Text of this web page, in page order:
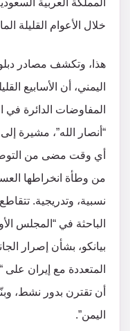
خلال الأعوام القليلة
هذا، وتكشف مصادر
اليمني، أن الأسابيع
المفاوضات الدائرة في
“أنصار الله”، مشيرة
أي وقت مضى من
من وطأة انخراطها
نسبية، وتدريجية.
الباحثة في “المجلس
بيانكو، بشأن إصرار
المتعددة مع إيران
أن تقترن بدور نشط،
اليمن”.